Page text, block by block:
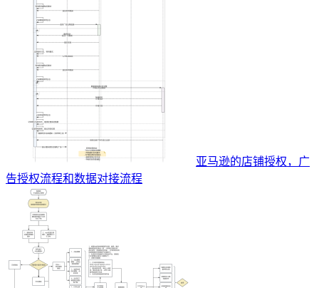
亚马逊的店铺授权，广
告授权流程和数据对接流程